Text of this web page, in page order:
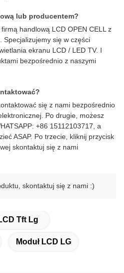
lub producentem?
handlową LCD OPEN CELL z
Specjalizujemy się w części
ekranu LCD / LED TV. I
bezpośrednio z naszymi
się z nami bezpośrednio
Po drugie, możesz
+86 15112103717, a
ASAP. Po trzecie, kliknij przycisk
skontaktuj się z nami
skontaktuj się z nami :)
Tft Lg
Moduł LCD LG